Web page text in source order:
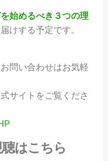
始めるべき３つの理
けする予定です。
問い合わせはお気軽
サイトをご覧くださ
はこちら